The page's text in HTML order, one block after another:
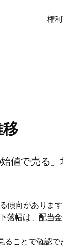
権
値で売る
向がありま
幅は、配当
ることで確認で